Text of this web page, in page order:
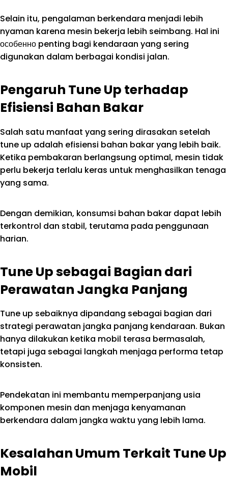
Selain itu, pengalaman berkendara menjadi lebih
nyaman karena mesin bekerja lebih seimbang. Hal ini
особенно penting bagi kendaraan yang sering
digunakan dalam berbagai kondisi jalan.
Pengaruh Tune Up terhadap
Efisiensi Bahan Bakar
Salah satu manfaat yang sering dirasakan setelah
tune up adalah efisiensi bahan bakar yang lebih baik.
Ketika pembakaran berlangsung optimal, mesin tidak
perlu bekerja terlalu keras untuk menghasilkan tenaga
yang sama.
Dengan demikian, konsumsi bahan bakar dapat lebih
terkontrol dan stabil, terutama pada penggunaan
harian.
Tune Up sebagai Bagian dari
Perawatan Jangka Panjang
Tune up sebaiknya dipandang sebagai bagian dari
strategi perawatan jangka panjang kendaraan. Bukan
hanya dilakukan ketika mobil terasa bermasalah,
tetapi juga sebagai langkah menjaga performa tetap
konsisten.
Pendekatan ini membantu memperpanjang usia
komponen mesin dan menjaga kenyamanan
berkendara dalam jangka waktu yang lebih lama.
Kesalahan Umum Terkait Tune Up
Mobil